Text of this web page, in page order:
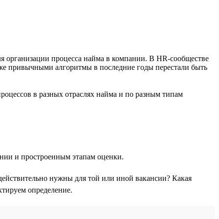
организации процесса найма в компании. В HR-сообществе
привычными алгоритмы в последние годы перестали быть
в разных отраслях найма и по разным типам
и простроенным этапам оценки.
нужны для той или иной вакансии? Какая
определение.